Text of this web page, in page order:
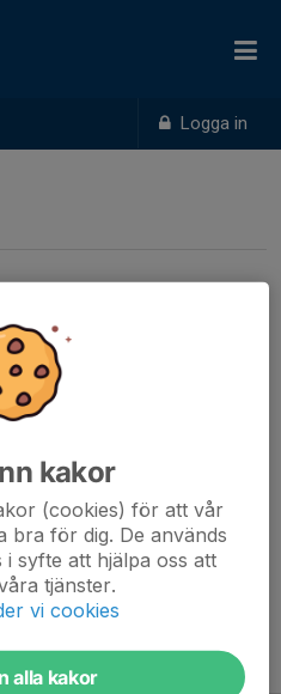
Logga in
skapade
kakor
(cookies) för att vår
bra för dig. De används
syfte att hjälpa oss att
tjänster.
vi cookies
alla kakor